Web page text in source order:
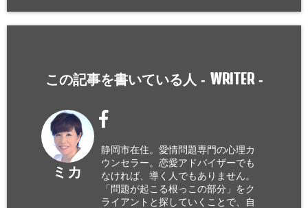
この記事を書いている人 - WRITER-
ミカ
静岡市在住。愛情問題専門の心理カ
ウンセラー。恋愛アドバイザーでも
なければ、導く人でもありません。
「問題が起こる根っこの部分」をク
ライアントと探していくことで、自